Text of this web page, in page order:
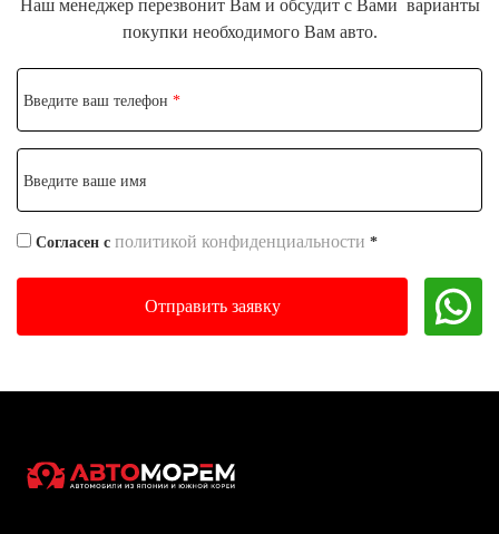
Наш менеджер перезвонит Вам и обсудит с Вами варианты
покупки необходимого Вам авто.
Введите ваш телефон *
Введите ваше имя
Согласен с политикой конфиденциальности *